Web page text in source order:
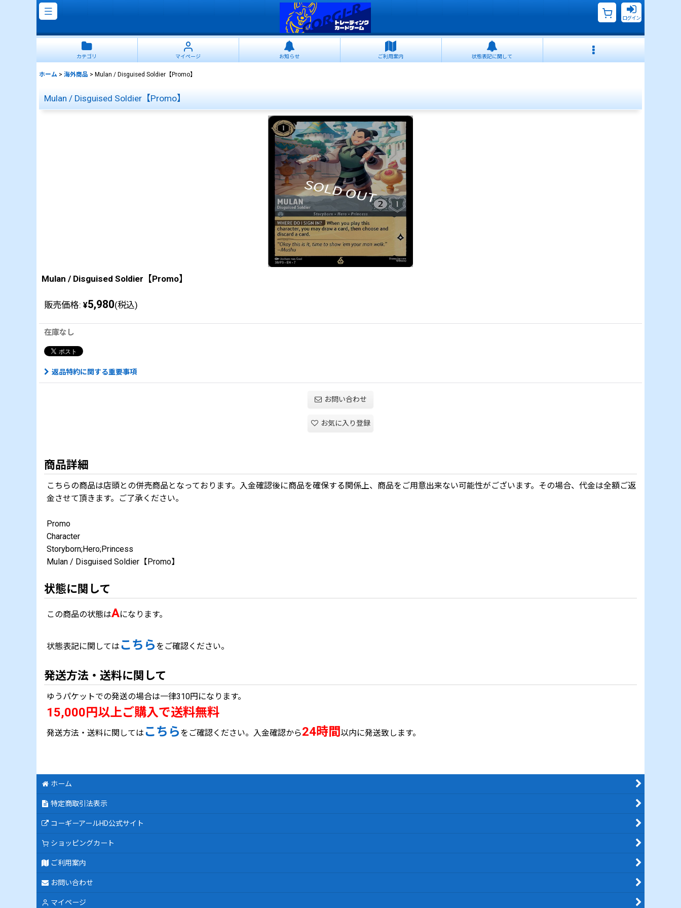
ログイン
カテゴリ マイページ お知らせ ご利用案内 状態表記に関して
ホーム > 海外商品 > Mulan / Disguised Soldier【Promo】
Mulan / Disguised Soldier【Promo】
Mulan / Disguised Soldier【Promo】
販売価格: ¥5,980(税込)
在庫なし
返品特約に関する重要事項
お問い合わせ
お気に入り登録
商品詳細
こちらの商品は店頭との併売商品となっております。入金確認後に商品を確保する関係上、商品をご用意出来ない可能性がございます。その場合、代金は全額ご返
金させて頂きます。ご了承ください。
Promo
Character
Storyborn;Hero;Princess
Mulan / Disguised Soldier【Promo】
状態に関して
この商品の状態はAになります。
状態表記に関しては こちら をご確認ください。
発送方法・送料に関して
ゆうパケットでの発送の場合は一律310円になります。
15,000円以上ご購入で送料無料
発送方法・送料に関しては こちら をご確認ください。入金確認から24時間 以内に発送致します。
ホーム
特定商取引法表示
コーギーアールHD公式サイト
ショッピングカート
ご利用案内
お問い合わせ
マイページ